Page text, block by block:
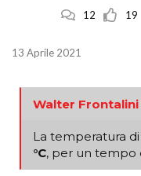
12 19
13 Aprile 2021
Walter
La temperatura
°C, per un tempo